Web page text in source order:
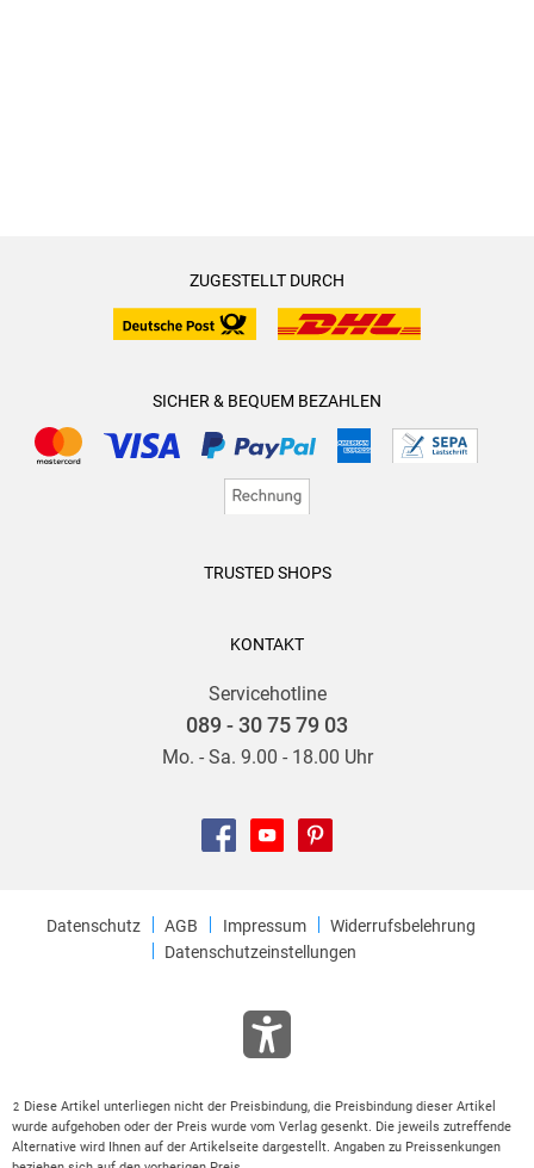
ZUGESTELLT DURCH
SICHER & BEQUEM BEZAHLEN
TRUSTED SHOPS
KONTAKT
Servicehotline
089 - 30 75 79 03
Mo. - Sa. 9.00 - 18.00 Uhr
Datenschutz AGB Impressum
Widerrufsbelehrung
Datenschutzeinstellungen
2
Diese Artikel unterliegen nicht der Preisbindung, die Preisbindung dieser Artikel
wurde aufgehoben oder der Preis wurde vom Verlag gesenkt. Die jeweils zutreffende
Alternative wird Ihnen auf der Artikelseite dargestellt. Angaben zu Preissenkungen